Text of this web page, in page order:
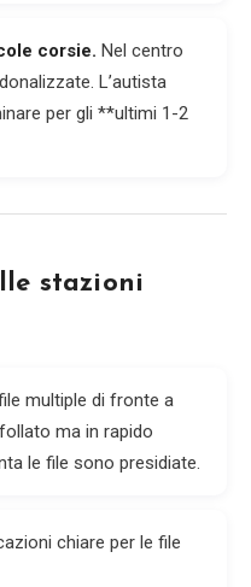
corsie. Nel centro
L’autista
per gli **ultimi 1-2
stazioni
multiple di fronte a
ma in rapido
le file sono presidiate.
chiare per le file